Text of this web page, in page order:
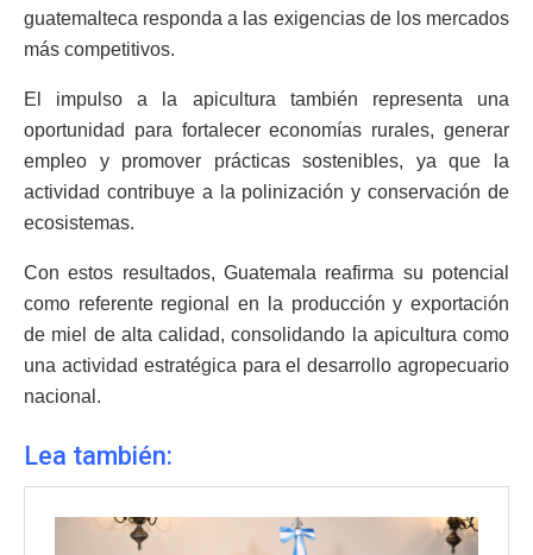
guatemalteca responda a las exigencias de los mercados
más competitivos.
El impulso a la apicultura también representa una
oportunidad para fortalecer economías rurales, generar
empleo y promover prácticas sostenibles, ya que la
actividad contribuye a la polinización y conservación de
ecosistemas.
Con estos resultados, Guatemala reafirma su potencial
como referente regional en la producción y exportación
de miel de alta calidad, consolidando la apicultura como
una actividad estratégica para el desarrollo agropecuario
nacional.
Lea también: